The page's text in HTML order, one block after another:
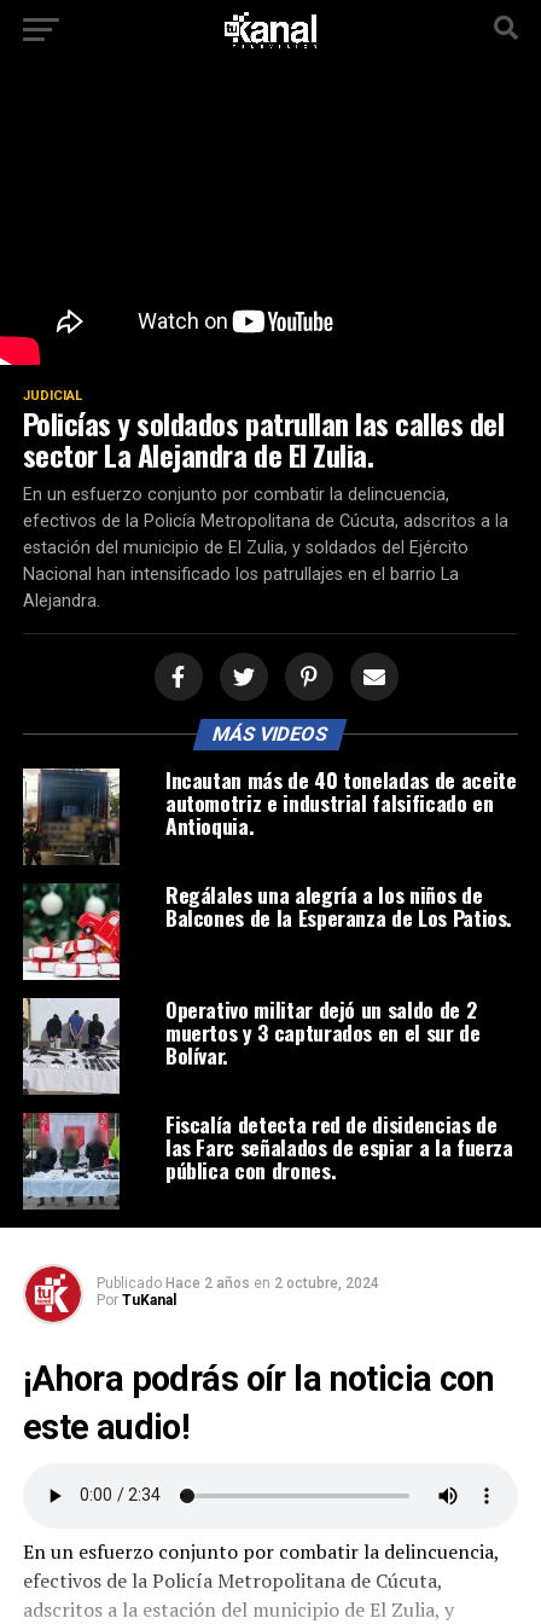
JUDICIAL
Policías y soldados patrullan las calles del
sector La Alejandra de El Zulia.
En un esfuerzo conjunto por combatir la delincuencia,
efectivos de la Policía Metropolitana de Cúcuta, adscritos a la
estación del municipio de El Zulia, y soldados del Ejército
Nacional han intensificado los patrullajes en el barrio La
Alejandra.
MÁS VIDEOS
Incautan más de 40 toneladas de aceite
automotriz e industrial falsificado en
Antioquia.
Regálales una alegría a los niños de
Balcones de la Esperanza de Los Patios.
Operativo militar dejó un saldo de 2
muertos y 3 capturados en el sur de
Bolívar.
Fiscalía detecta red de disidencias de
las Farc señalados de espiar a la fuerza
pública con drones.
Publicado Hace 2 años en 2 octubre, 2024
Por TuKanal
¡Ahora podrás oír la noticia con
este audio!
En un esfuerzo conjunto por combatir la delincuencia,
efectivos de la Policía Metropolitana de Cúcuta,
adscritos a la estación del municipio de El Zulia, y